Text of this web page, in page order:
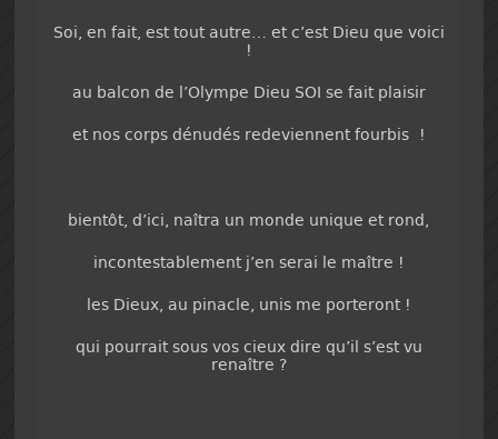
Soi, en fait, est tout autre… et c’est Dieu que voici
!
au balcon de l’Olympe Dieu SOI se fait plaisir
et nos corps dénudés redeviennent fourbis !
bientôt, d’ici, naîtra un monde unique et rond,
incontestablement j’en serai le maître !
les Dieux, au pinacle, unis me porteront !
qui pourrait sous vos cieux dire qu’il s’est vu
renaître ?